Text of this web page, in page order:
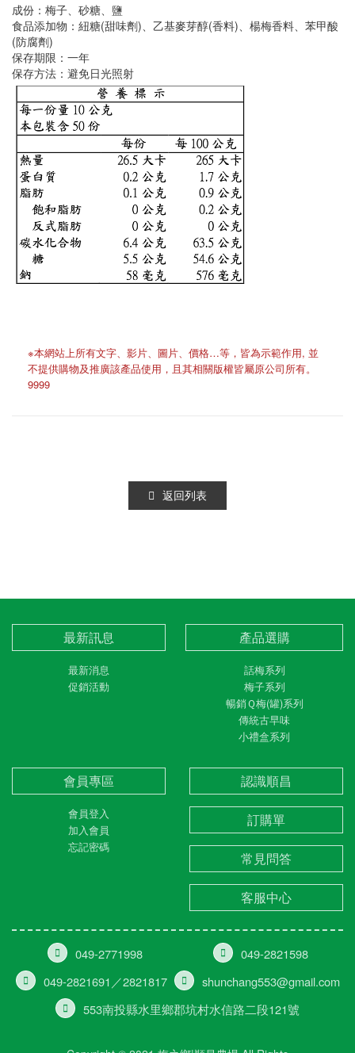
成份：梅子、砂糖、鹽
食品添加物：紐糖(甜味劑)、乙基麥芽醇(香料)、楊梅香料、苯甲酸
(防腐劑)
保存期限：一年
保存方法：避免日光照射
※本網站上所有文字、影片、圖片、價格…等，皆為示範作用, 並
不提供購物及推廣該產品使用，且其相關版權皆屬原公司所有。
9999
返回列表
最新訊息
最新消息
促銷活動
產品選購
話梅系列
梅子系列
暢銷Ｑ梅(罐)系列
傳統古早味
小禮盒系列
會員專區
會員登入
加入會員
忘記密碼
認識順昌
訂購單
常見問答
客服中心
049-2771998
049-2821598
049-2821691／2821817
shunchang553@gmail.com
553南投縣水里鄉郡坑村水信路二段121號